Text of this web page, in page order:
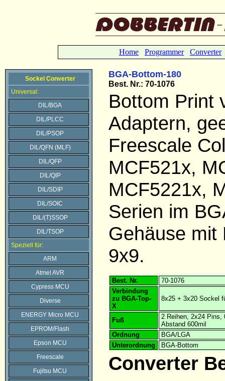
Home Programmer Converter
Sockel Converter
Universal:
DIL/BGA
DIL/PLCC
DIL/PSOP
DIL/QFN (MLF)
DIL/QFP
DIL/QIP
DIL/SDIP
DIL/SOIC
DIL/(T)SSOP
DIL/TSOP
Speziell für:
ARM
Atmel AVR
Cypress MCU
Diverse
ENERGY Micro MCU
EPROM/Flash
Epson MCU
Freescale
Fujitsu MCU
BGA-Bottom-180
Best. Nr.: 70-1076
Bottom Print
Adaptern,
Freescale
MCF521x,
MCF5221x,
Serien im
Gehäuse mit
9x9.
Best. Nr.
70-1076
Verbindung
zu BGA-Top-
X
8x25 + 3x20 Sockel
Fuß
2 Reihen, 2x24
Abstand 600mil
Ordnung
BGA/LGA
Unterordnung
BGA-Bottom
Converter